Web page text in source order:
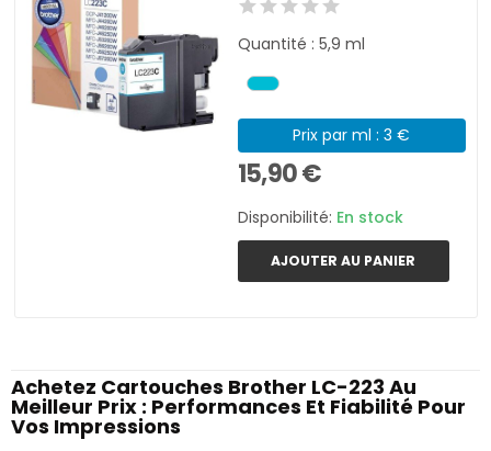
Quantité : 5,9 ml
Prix par ml : 3 €
15,90 €
Disponibilité: En stock
AJOUTER AU PANIER
Achetez Cartouches Brother LC-223 Au
Meilleur Prix : Performances Et Fiabilité Pour
Vos Impressions